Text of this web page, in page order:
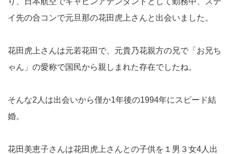
イ先の合コンで元旦那の花田虎上さんと出会いました。
花田虎上さんは元若花田で、元貴乃花親方の兄で「お兄ち
ゃん」の愛称で国民から親しまれた存在でしたね。
そんな2人は出会いから僅か1年後の1994年にスピード結
婚。
花田美恵子さんは花田虎上さんとの子供を１男３女4人出